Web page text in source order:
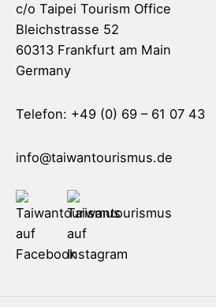
c/o Taipei Tourism Office
Bleichstrasse 52
60313 Frankfurt am Main
Germany
Telefon: +49 (0) 69 – 61 07 43
info@taiwantourismus.de